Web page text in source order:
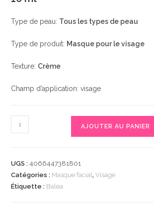
Type de peau: Tous les types de peau
Type de produit: Masque pour le visage
Texture: Crème
Champ d’application: visage
de
Cherry
Dream
AJOUTER AU PANIER
UGS :4066447381801
Catégories : Masque facial,Visage
Étiquette : Balea